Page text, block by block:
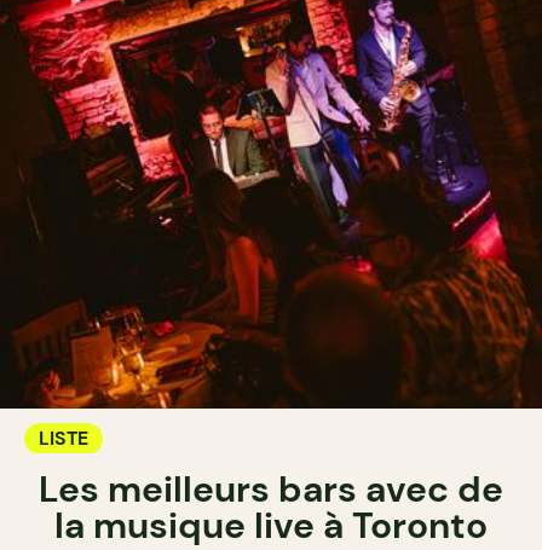
LISTE
Les meilleurs bars avec de
la musique live à Toronto